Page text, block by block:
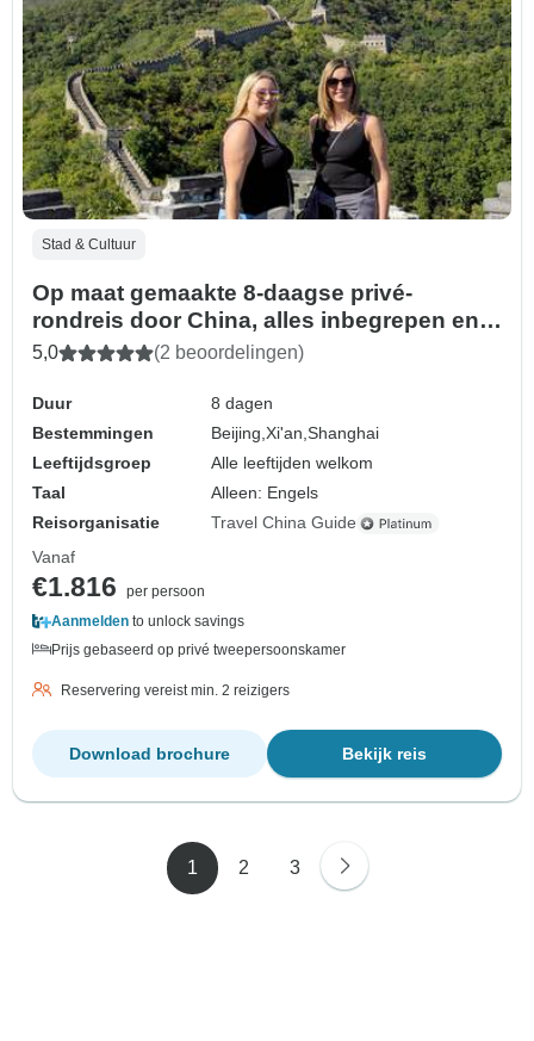
Stad & Cultuur
Op maat gemaakte 8-daagse privé-
rondreis door China, alles inbegrepen en
met volledige begeleiding
5,0 (2 beoordelingen)
Duur
8 dagen
Bestemmingen
Beijing,Xi'an,Shanghai
Leeftijdsgroep
Alle leeftijden welkom
Taal
Alleen: Engels
Reisorganisatie
Travel China Guide
Vanaf
€1.816
per persoon
Aanmelden to unlock savings
Prijs gebaseerd op privé tweepersoonskamer
Reservering vereist min. 2 reizigers
Bekijk reis
Download brochure
1 2 3